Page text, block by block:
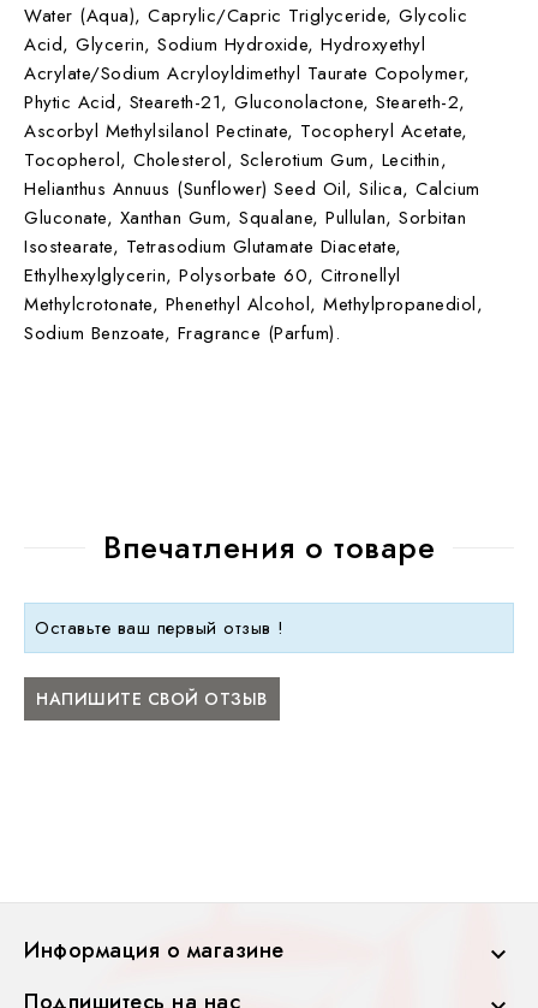
Water (Aqua), Caprylic/Capric Triglyceride, Glycolic
Acid, Glycerin, Sodium Hydroxide, Hydroxyethyl
Acrylate/Sodium Acryloyldimethyl Taurate Copolymer,
Phytic Acid, Steareth-21, Gluconolactone, Steareth-2,
Ascorbyl Methylsilanol Pectinate, Tocopheryl Acetate,
Tocopherol, Cholesterol, Sclerotium Gum, Lecithin,
Helianthus Annuus (Sunflower) Seed Oil, Silica, Calcium
Gluconate, Xanthan Gum, Squalane, Pullulan, Sorbitan
Isostearate, Tetrasodium Glutamate Diacetate,
Ethylhexylglycerin, Polysorbate 60, Citronellyl
Methylcrotonate, Phenethyl Alcohol, Methylpropanediol,
Sodium Benzoate, Fragrance (Parfum).
Впечатления о товаре
Оставьте ваш первый отзыв !
НАПИШИТЕ СВОЙ ОТЗЫВ
Информация о магазине 
Подпишитесь на нас